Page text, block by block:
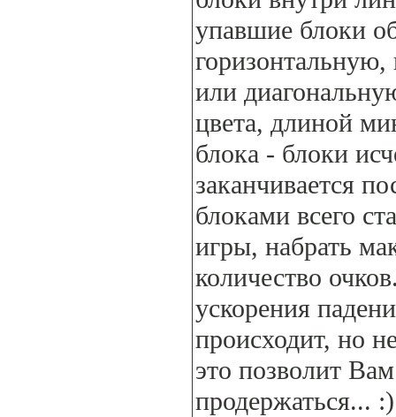
упавшие блоки
или
цвета, длиной
блока - блоки
заканчивается
блоками всего
игры, набрать
количество
ускорения
происходит, но
это позволит
продержаться... :)